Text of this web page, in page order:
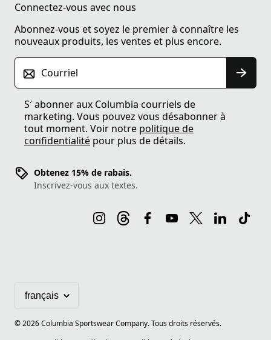
Connectez-vous avec nous
Abonnez-vous et soyez le premier à connaître les
nouveaux produits, les ventes et plus encore.
Courriel
S′ abonner aux Columbia courriels de
marketing. Vous pouvez vous désabonner à
tout moment. Voir notre politique de
confidentialité pour plus de détails.
Obtenez 15% de rabais.
Inscrivez-vous aux textes.
©2026Columbia Sportswear Company. Tous droits réservés.